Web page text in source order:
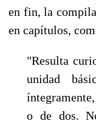
en fin, la
en capítulos,
"Resulta
unidad
o de dos.